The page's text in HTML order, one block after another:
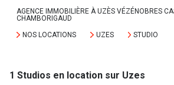
AGENCE IMMOBILIÈRE À UZÈS VÉZÉNOBRES
CHAMBORIGAUD
NOS LOCATIONS
UZES STUDIO
1 Studios en location sur Uzes